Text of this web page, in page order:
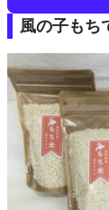
風の子もち